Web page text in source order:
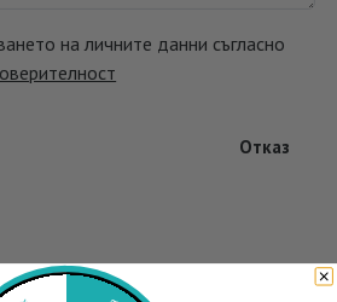
на личните данни съгласно
Отказ